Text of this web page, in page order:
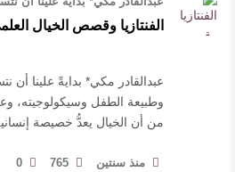
الطفل وسيكولوجيته، …
الفنتازيا وقصص الخيال
عبدالقادر مكي* بدايةً علينا أن
وطبيعة الطفل وسيكولوجيته،
من أن الخيال يعدُّ خصيصة
منذ سنتين 765
0